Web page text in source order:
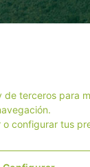
de terceros para
configurar tus